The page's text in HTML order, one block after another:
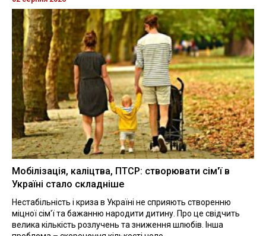
Мобілізація, каліцтва, ПТСР: створювати сім'ї в
Україні стало складніше
Нестабільність і криза в Україні не сприяють створенню
міцної сім'ї та бажанню народити дитину. Про це свідчить
велика кількість розлучень та зниження шлюбів. Інша